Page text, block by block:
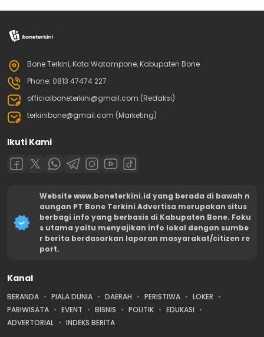
Bone Terkini, Kota Watampone, Kabupaten Bone
Phone: 0813 47474 227
officialboneterkini@gmail.com (Redaksi)
terkinibone@gmail.com (Marketing)
Ikuti Kami
Website www.boneterkini.id yang berada di bawah n
aungan PT Bone Terkini Advertisa merupakan situs
berbagi info yang berbasis di Kabupaten Bone. Foku
s utama yaitu menyajikan info lokal dengan sumbe
r berita berdasarkan laporan masyarakat/citizen re
port.
Kanal
BERANDA PIALA DUNIA DAERAH PERISTIWA
LOKER
PARIWISATA
EVENT BISNIS POLITIK
EDUKASI
ADVERTORIAL
INDEKS BERITA